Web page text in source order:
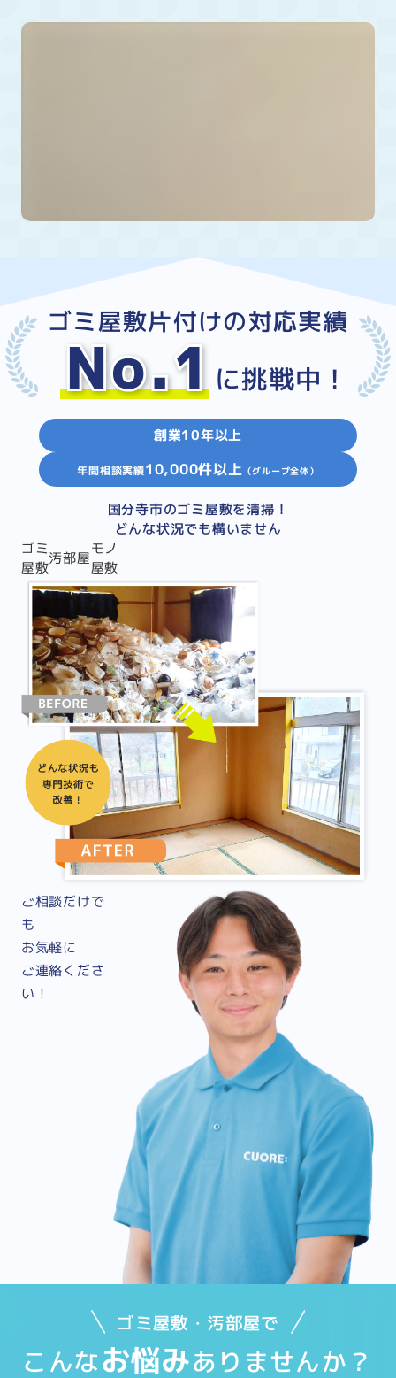
ゴミ屋敷片付けの対応実績
No.1 に挑戦中！
創業10年以上
年間相談実績10,000件以上 （グループ全体）
国分寺市のゴミ屋敷を清掃！
どんな状況でも構いません
ゴミ
屋敷
汚部屋
モノ
屋敷
ご相談だけで
も
お気軽に
ご連絡くださ
い！
ゴミ屋敷・汚部屋で
こんなお悩みありませんか？